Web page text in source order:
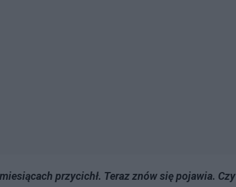
przycichł. Teraz znów się pojawia. Czy